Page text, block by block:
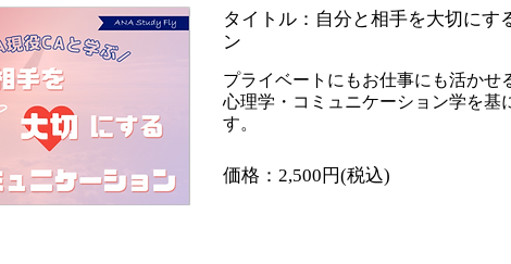
タイトル：自分と相手を大切にす
ン
プライベートにもお仕事にも活かせ
心理学・コミュニケーション学を基
す。
​価格：2,500円(税込)